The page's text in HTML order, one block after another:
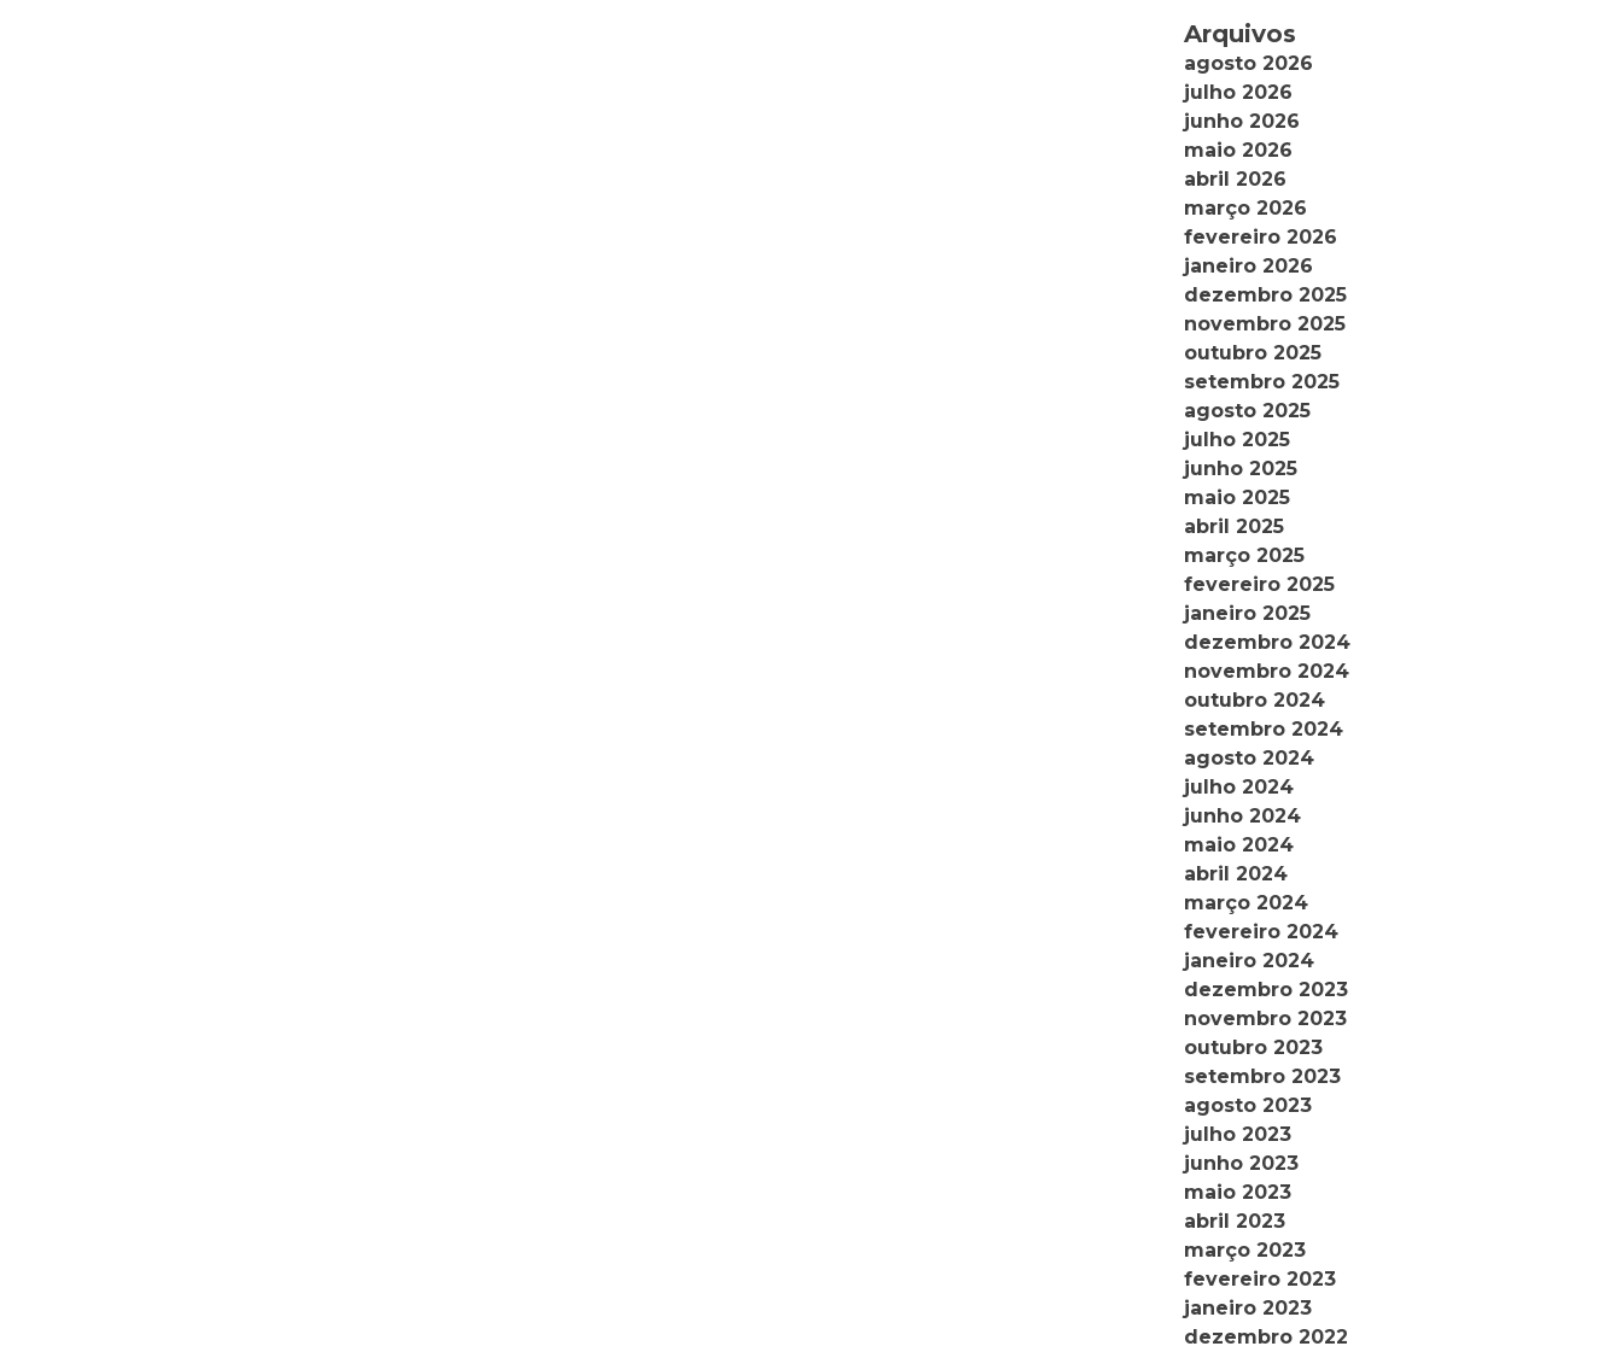
Arquivos
agosto 2026
julho 2026
junho 2026
maio 2026
abril 2026
março 2026
fevereiro 2026
janeiro 2026
dezembro 2025
novembro 2025
outubro 2025
setembro 2025
agosto 2025
julho 2025
junho 2025
maio 2025
abril 2025
março 2025
fevereiro 2025
janeiro 2025
dezembro 2024
novembro 2024
outubro 2024
setembro 2024
agosto 2024
julho 2024
junho 2024
maio 2024
abril 2024
março 2024
fevereiro 2024
janeiro 2024
dezembro 2023
novembro 2023
outubro 2023
setembro 2023
agosto 2023
julho 2023
junho 2023
maio 2023
abril 2023
março 2023
fevereiro 2023
janeiro 2023
dezembro 2022